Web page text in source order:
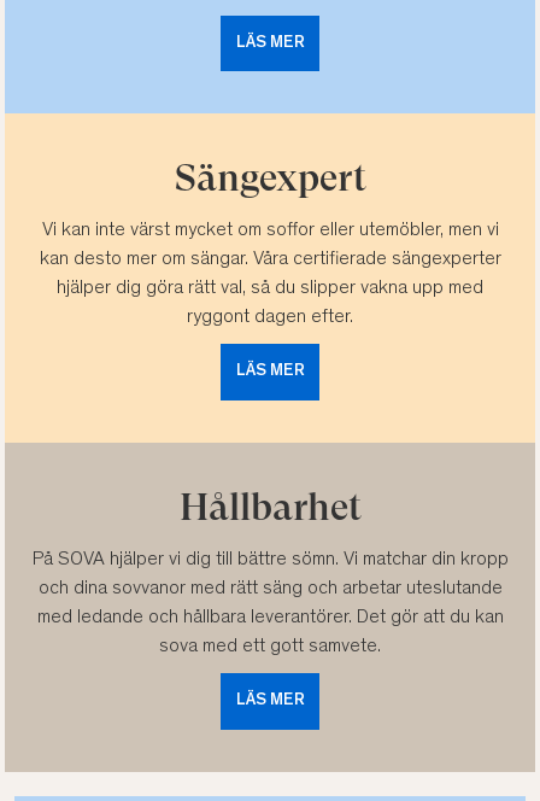
LÄS MER
Sängexpert
Vi kan inte värst mycket om soffor eller utemöbler, men vi
kan desto mer om sängar. Våra certifierade sängexperter
hjälper dig göra rätt val, så du slipper vakna upp med
ryggont dagen efter.
LÄS MER
Hållbarhet
På SOVA hjälper vi dig till bättre sömn. Vi matchar din kropp
och dina sovvanor med rätt säng och arbetar uteslutande
med ledande och hållbara leverantörer. Det gör att du kan
sova med ett gott samvete.
LÄS MER